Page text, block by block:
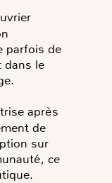
parfois de
dans le
après
de
sur
ce